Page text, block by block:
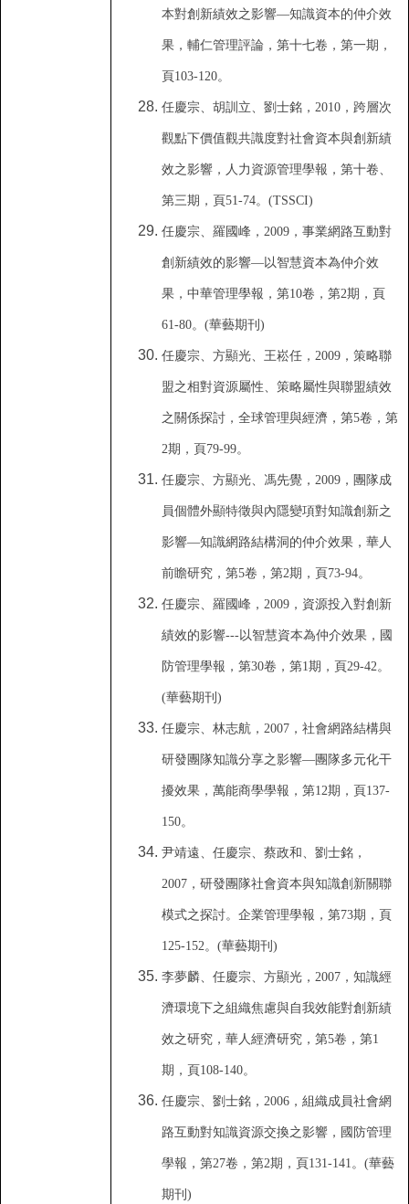
本對創新績效之影響—知識資本的仲介效
果 ， 輔仁管理評論 ， 第十七卷 ， 第一期 ，
頁 103-120。
任慶宗、 胡訓立、 劉士銘 ， 2010 ， 跨層次
觀點下價值觀共識度對社會資本與創新績
效之影響 ， 人力資源管理學報 ， 第十卷、
第三期 ， 頁51-74。 (TSSCI)
任慶宗、 羅國峰 ， 2009 ， 事業網路互動對
創新績效的影響—以智慧資本為仲介效
果 ， 中華管理學報 ， 第10卷 ， 第2期 ， 頁
61-80。 (華藝期刊)
任慶宗、 方顯光、 王崧任 ， 2009 ， 策略聯
盟之相對資源屬性、 策略屬性與聯盟績效
之關係探討 ， 全球管理與經濟 ， 第5卷 ， 第
2期 ， 頁 79-99。
任慶宗、 方顯光、 馮先覺 ， 2009 ， 團隊成
員個體外顯特徵與內隱變項對知識創新之
影響—知識網路結構洞的仲介效果 ， 華人
前瞻研究 ， 第5卷 ， 第2期 ， 頁 73-94。
任慶宗、 羅國峰 ， 2009 ， 資源投入對創新
績效的影響---以智慧資本為仲介效果 ， 國
防管理學報 ， 第30卷 ， 第1期 ， 頁29-42。
(華藝期刊)
任慶宗、 林志航 ， 2007 ， 社會網路結構與
研發團隊知識分享之影響—團隊多元化干
擾效果 ， 萬能商學學報 ， 第12期 ， 頁 137-
150。
尹靖遠、 任慶宗、 蔡政和 、 劉士銘 ，
2007 ， 研發團隊社會資本與知識創新關聯
模式之探討。 企業管理學報 ， 第73期 ， 頁
125-152。 (華藝期刊)
李夢麟、 任慶宗、 方顯光 ， 2007 ， 知識經
濟環境下之組織焦慮與自我效能對創新績
效之研究 ， 華人經濟研究 ， 第5卷 ， 第1
期 ， 頁 108-140。
任慶宗、 劉士銘 ， 2006 ， 組織成員社會網
路互動對知識資源交換之影響 ， 國防管理
學報 ， 第27卷 ， 第2期 ， 頁 131-141。 (華藝
期刊)